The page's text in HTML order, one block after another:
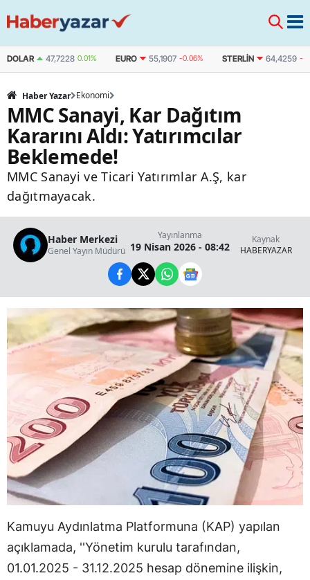
DOLAR 47,7228 0.01% EURO 55,1907 -0.06% STERLIN 64,4259 -
Haber Yazar Ekonomi
MMC Sanayi, Kar Dağıtım
Kararını Aldı: Yatırımcılar
Beklemede!
MMC Sanayi ve Ticari Yatırımlar A.Ş, kar
dağıtmayacak.
Haber Merkezi
Genel Yayın Müdürü
Yayınlanma
19 Nisan 2026 - 08:42
Kaynak
HABERYAZAR
Kamuyu Aydınlatma Platformuna (KAP) yapılan
açıklamada, ''Yönetim kurulu tarafından,
01.01.2025 - 31.12.2025 hesap dönemine ilişkin,